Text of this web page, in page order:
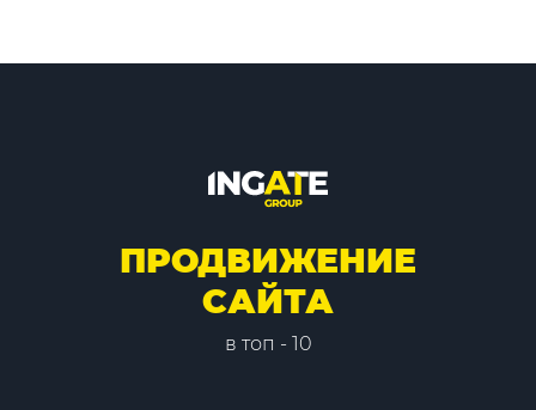
ПРОДВИЖЕНИЕ
САЙТА
в топ - 10